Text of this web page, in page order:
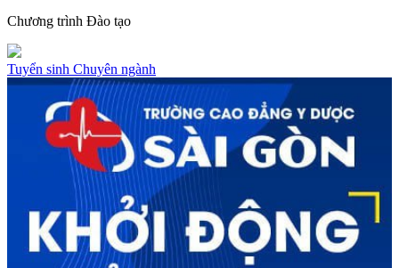
Chương trình Đào tạo
Tuyển sinh Chuyên ngành